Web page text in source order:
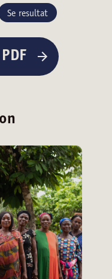
policy
Se resultat